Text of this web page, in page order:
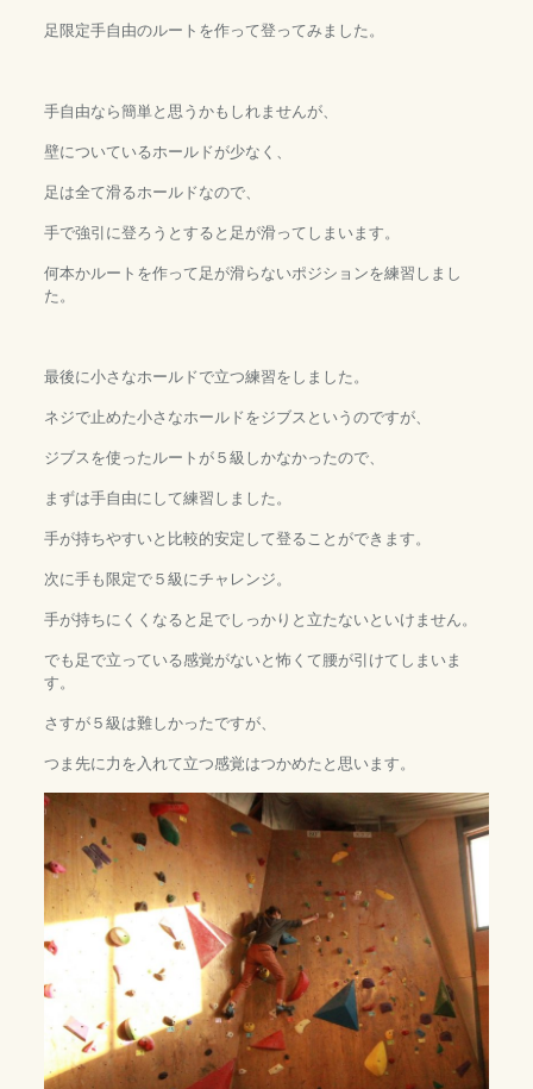
足限定手自由のルートを作って登ってみました。
手自由なら簡単と思うかもしれませんが、
壁についているホールドが少なく、
足は全て滑るホールドなので、
手で強引に登ろうとすると足が滑ってしまいます。
何本かルートを作って足が滑らないポジションを練習しまし
た。
最後に小さなホールドで立つ練習をしました。
ネジで止めた小さなホールドをジブスというのですが、
ジブスを使ったルートが５級しかなかったので、
まずは手自由にして練習しました。
手が持ちやすいと比較的安定して登ることができます。
次に手も限定で５級にチャレンジ。
手が持ちにくくなると足でしっかりと立たないといけません。
でも足で立っている感覚がないと怖くて腰が引けてしまいま
す。
さすが５級は難しかったですが、
つま先に力を入れて立つ感覚はつかめたと思います。